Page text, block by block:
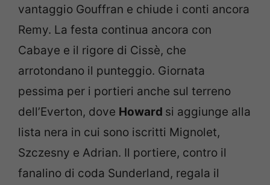
vantaggio Gouffran e chiude i conti ancora
Remy. La festa continua ancora con
Cabaye e il rigore di Cissè, che
arrotondano il punteggio. Giornata
pessima per i portieri anche sul terreno
dell’Everton, dove Howard si aggiunge alla
lista nera in cui sono iscritti Mignolet,
Szczesny e Adrian. Il portiere, contro il
fanalino di coda Sunderland, regala il